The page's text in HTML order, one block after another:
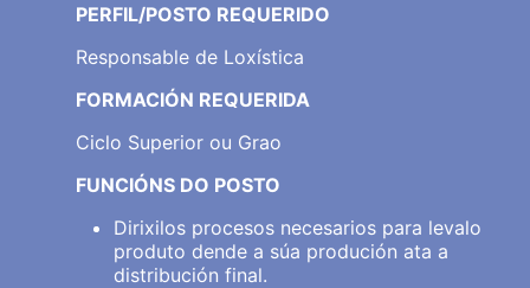
PERFIL/POSTO REQUERIDO
Responsable de Loxística
FORMACIÓN REQUERIDA
Ciclo Superior ou Grao
FUNCIÓNS DO POSTO
Dirixilos procesos necesarios para levalo
produto dende a súa produción ata a
distribución final.